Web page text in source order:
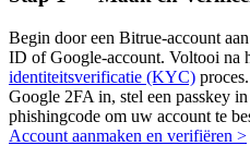
Leer staken
Meer informatie over het
Bitrue
AI
Begin door een Bitrue-account
ID of Google-account. Voltooi na
identiteitsverificatie (KYC)
Google 2FA in, stel een passkey
phishingcode om uw account te
Account aanmaken en verifiëren >